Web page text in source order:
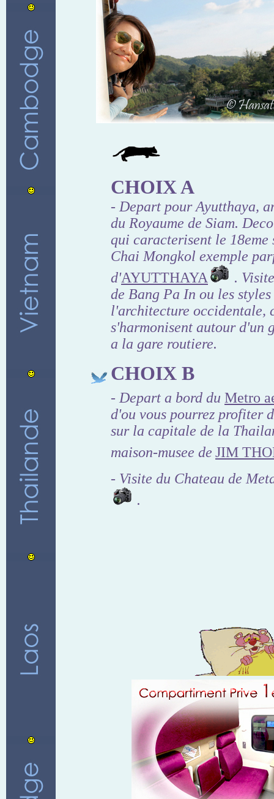
CHOIX A
- Depart pour Ayutthaya,
du Royaume de Siam.
qui caracterisent le 18eme
Chai Mongkol exemple
d'AYUTTHAYA
.
de Bang Pa In ou les
l'architecture occidentale,
s'harmonisent autour d'un
a la gare routiere.
CHOIX B
- Depart a bord du Metro
d'ou vous pourrez profiter
sur la capitale de la
maison-musee de JIM
- Visite du Chateau de
.